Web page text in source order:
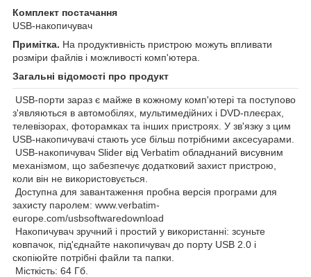
Комплект постачання
USB-накопичувач
Примітка. На продуктивність пристрою можуть впливати
розміри файлів і можливості комп'ютера.
Загальні відомості про продукт
USB-порти зараз є майже в кожному комп'ютері та поступово
з'являються в автомобілях, мультимедійних і DVD-плеєрах,
телевізорах, фоторамках та інших пристроях. У зв'язку з цим
USB-накопичувачі стають усе більш потрібними аксесуарами.
USB-накопичувач Slider від Verbatim обладнаний висувним
механізмом, що забезпечує додатковий захист пристрою,
коли він не використовується.
Доступна для завантаження пробна версія програми для
захисту паролем: www.verbatim-
europe.com/usbsoftwaredownload
Накопичувач зручний і простий у використанні: зсуньте
ковпачок, під'єднайте накопичувач до порту USB 2.0 і
скопіюйте потрібні файли та папки.
Місткість: 64 Гб.